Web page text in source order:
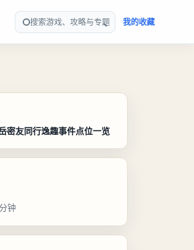
搜索游戏、攻略与专题 我的收藏
密友同行逸趣事件点位一览
钟